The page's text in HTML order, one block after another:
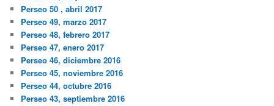
Perseo 50 , abril 2017
Perseo 49, marzo 2017
Perseo 48, febrero 2017
Perseo 47, enero 2017
Perseo 46, diciembre 2016
Perseo 45, noviembre 2016
Perseo 44, octubre 2016
Perseo 43, septiembre 2016